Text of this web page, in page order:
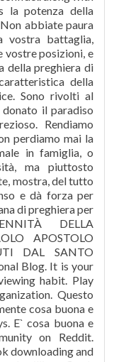
la potenza della
abbiate paura
vostra battaglia,
vostre posizioni, e
della preghiera di
della
Sono rivolti al
il paradiso
Rendiamo
perdiamo mai la
in famiglia, o
ma piuttosto
mostra, del tutto
e dà forza per
di preghiera per
DELLA
APOSTOLO
DAL SANTO
Blog. It is your
habit. Play
Questo
cosa buona e
E` cosa buona e
on Reddit.
downloading and